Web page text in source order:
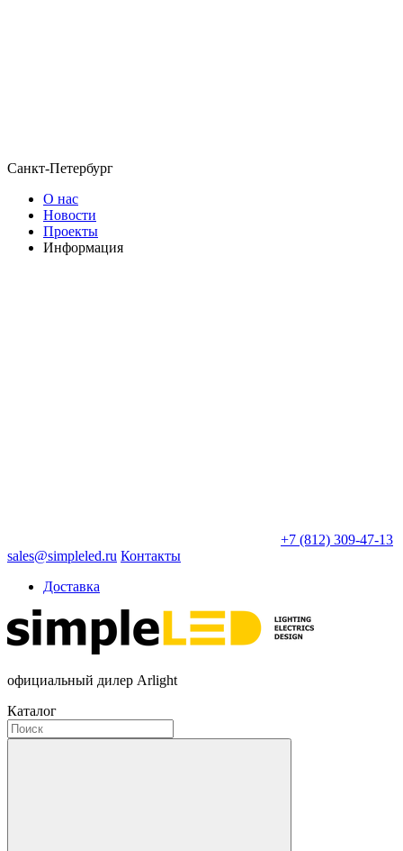
Санкт-Петербург
О нас
Новости
Проекты
Информация
+7 (812) 309-47-13
sales@simpleled.ru Контакты
Доставка
официальный дилер Arlight
Каталог